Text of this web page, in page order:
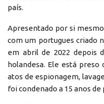
país.
Apresentado por si
com um portugues criado
em abril de 2022 depois
holandesa. Ele está
atos de espionagem,
foi condenado a 15 anos de